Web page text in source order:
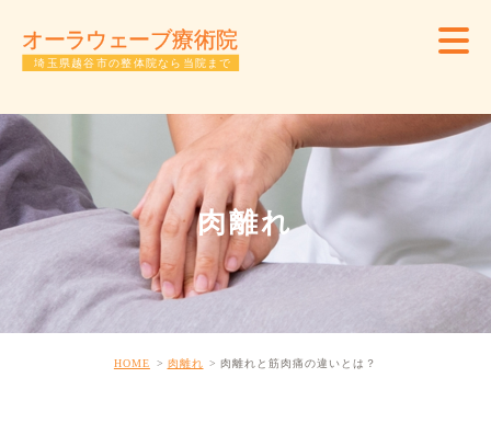
肉離れ
HOME 肉離れ 肉離れと筋肉痛の違いとは？